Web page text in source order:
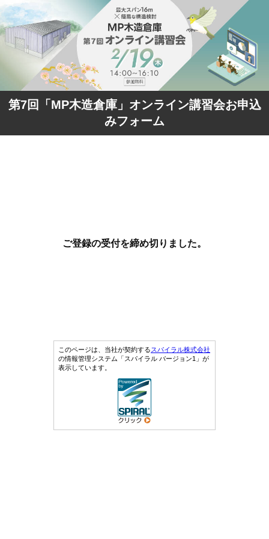
第7回「MP木造倉庫」オンライン講習会お申込
みフォーム
ご登録の受付を締め切りました。
このページは、当社が契約するスパイラル株式会社
の情報管理システム「スパイラル バージョン1」が
表示しています。